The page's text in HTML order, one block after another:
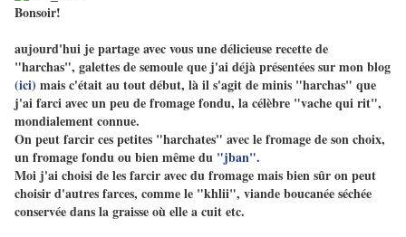
Bonsoir!
aujourd'hui je partage avec vous une délicieuse recette de
"harchas", galettes de semoule que j'ai déjà présentées sur mon blog
(ici) mais c'était au tout début, là il s'agit de minis "harchas" que
j'ai farci avec un peu de fromage fondu, la célèbre "vache qui rit",
mondialement connue.
On peut farcir ces petites "harchates" avec le fromage de son choix,
un fromage fondu ou bien même du "jban".
Moi j'ai choisi de les farcir avec du fromage mais bien sûr on peut
choisir d'autres farces, comme le "khlii", viande boucanée séchée
conservée dans la graisse où elle a cuit etc.